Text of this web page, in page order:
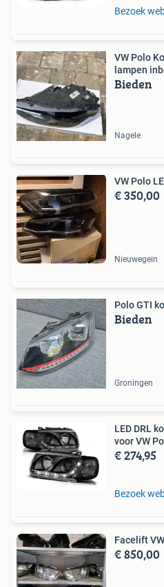
Bezoek
VW Polo
lampen
Bieden
Nagele
VW Polo
€ 350,00
Nieuwegein
Polo GTI
Bieden
Groningen
LED DRL
voor VW
€ 274,95
Bezoek
Facelift
€ 850,00